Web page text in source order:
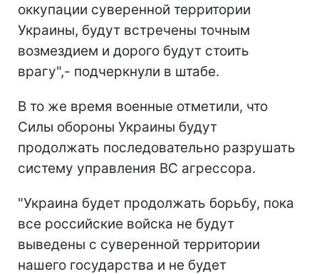
оккупации суверенной территории
Украины, будут встречены точным
возмездием и дорого будут стоить
врагу",- подчеркнули в штабе.
В то же время военные отметили, что
Силы обороны Украины будут
продолжать последовательно разрушать
систему управления ВС агрессора.
"Украина будет продолжать борьбу, пока
все российские войска не будут
выведены с суверенной территории
нашего государства и не будет